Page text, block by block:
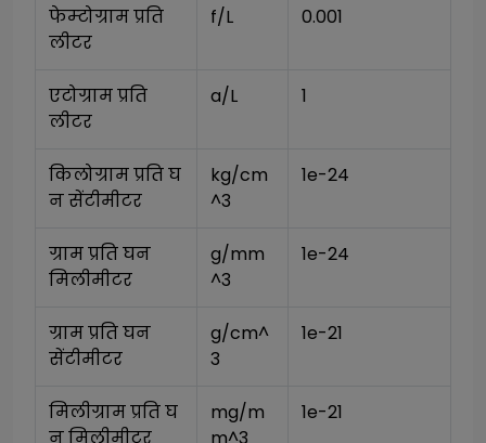
फेम्टोग्राम प्रति
लीटर
f/L 0.001
एटोग्राम प्रति
लीटर
a/L 1
किलोग्राम प्रति घ
न सेंटीमीटर
kg/cm
^3
1e-24
ग्राम प्रति घन
मिलीमीटर
g/mm
^3
1e-24
ग्राम प्रति घन
सेंटीमीटर
g/cm^
3
1e-21
मिलीग्राम प्रति घ
mg/m
1e-21